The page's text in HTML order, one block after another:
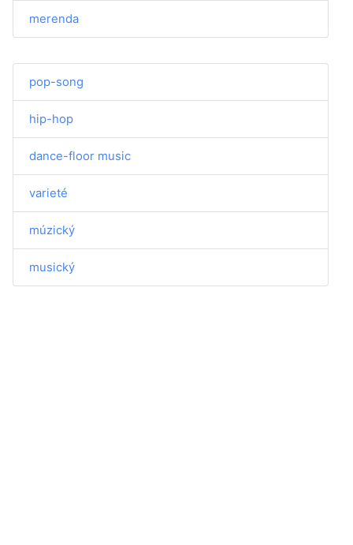
merenda
pop-song
hip-hop
dance-floor music
varieté
múzický
musický